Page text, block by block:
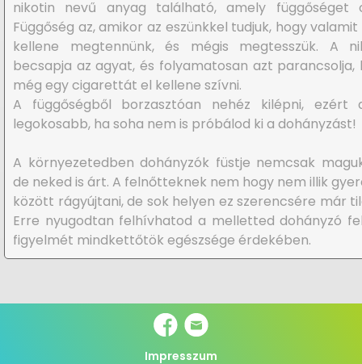
nikotin nevű anyag található, amely függőséget
Függőség az, amikor az eszünkkel tudjuk, hogy
kellene megtennünk, és mégis megtesszük. A
becsapja az agyat, és folyamatosan azt parancsolja,
még egy cigarettát el kellene szívni.
A függőségből borzasztóan nehéz kilépni, ezért
legokosabb, ha soha nem is próbálod ki a dohányzást!
A környezetedben dohányzók füstje nemcsak
de neked is árt. A felnőtteknek nem hogy nem illik
között rágyújtani, de sok helyen ez szerencsére már
Erre nyugodtan felhívhatod a melletted dohányzó
figyelmét mindkettőtök egészsége érdekében.
Impresszum